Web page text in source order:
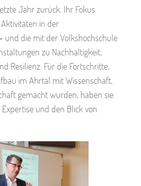
Jahr zurück. Ihr Fokus
in der
und die mit der Volkshochschule
zu Nachhaltigkeit,
Resilienz. Für die Fortschritte,
im Ahrtal mit Wissenschaft,
gemacht wurden, haben sie
und den Blick von